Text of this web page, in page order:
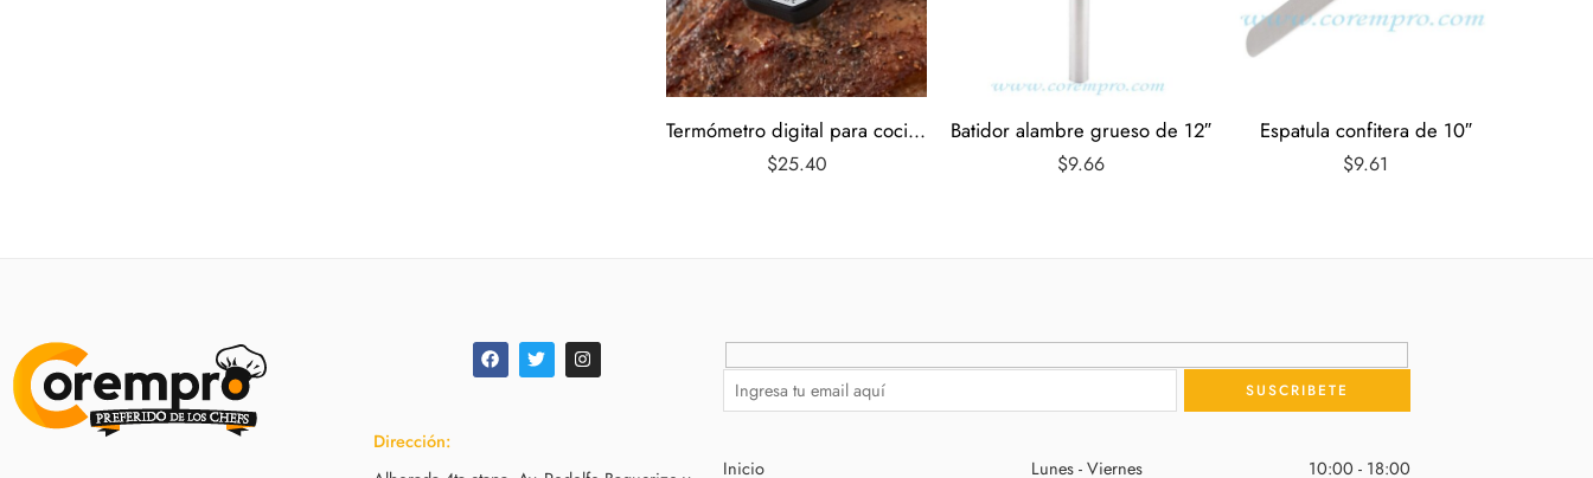
Termómetro digital para cocina Dual -58/572F y -50/300C
$25.40
Batidor alambre grueso de 12″
$9.66
Espatula confitera de 10″
$9.61
Dirección:
Inicio Lunes - Viernes 10:00 - 18:00